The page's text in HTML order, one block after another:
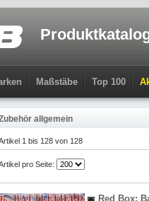
Maßstäbe Top 100
allgemein
1 bis 128 von 128
pro Seite:
Red Box: